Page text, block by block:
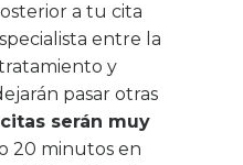
a tu cita
entre la
y
pasar otras
serán muy
20 minutos en